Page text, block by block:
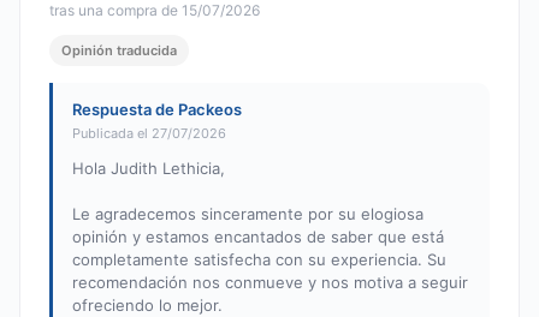
tras una compra de 15/07/2026
Opinión traducida
Respuesta de Packeos
Publicada el 27/07/2026
Hola Judith Lethicia,
Le agradecemos sinceramente por su elogiosa
opinión y estamos encantados de saber que está
completamente satisfecha con su experiencia. Su
recomendación nos conmueve y nos motiva a seguir
ofreciendo lo mejor.